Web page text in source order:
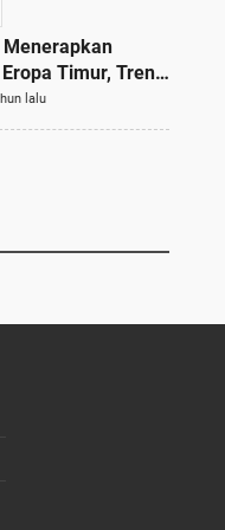
Menerapkan
Timur, Tren
dan Paling
lalu